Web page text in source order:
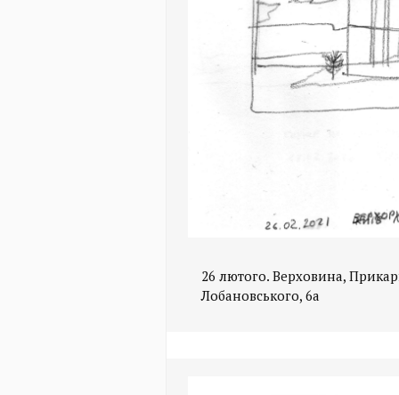
26 лютого. Верховина,
Лобановського, 6а